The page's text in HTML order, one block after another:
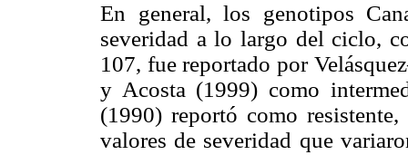
En general, los genotipos
severidad a lo largo del ciclo,
107, fue reportado por
y Acosta (1999) como
(1990) reportó como
valores de severidad que